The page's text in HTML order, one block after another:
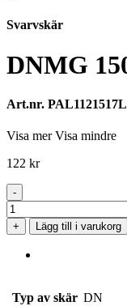
Svarvskär
DNMG
Art.nr.
Visa mer Visa mindre
122 kr
-
DNMG
150612-
MF
PH5115
+ Lägg till i varukorg
Typ av skär DN